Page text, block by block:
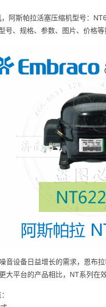
阿斯帕拉活塞压缩机型号：
、规格、参数、图片、价格等
音设备日益增长的需求，恩布
大平台的产品相比，NT系列在